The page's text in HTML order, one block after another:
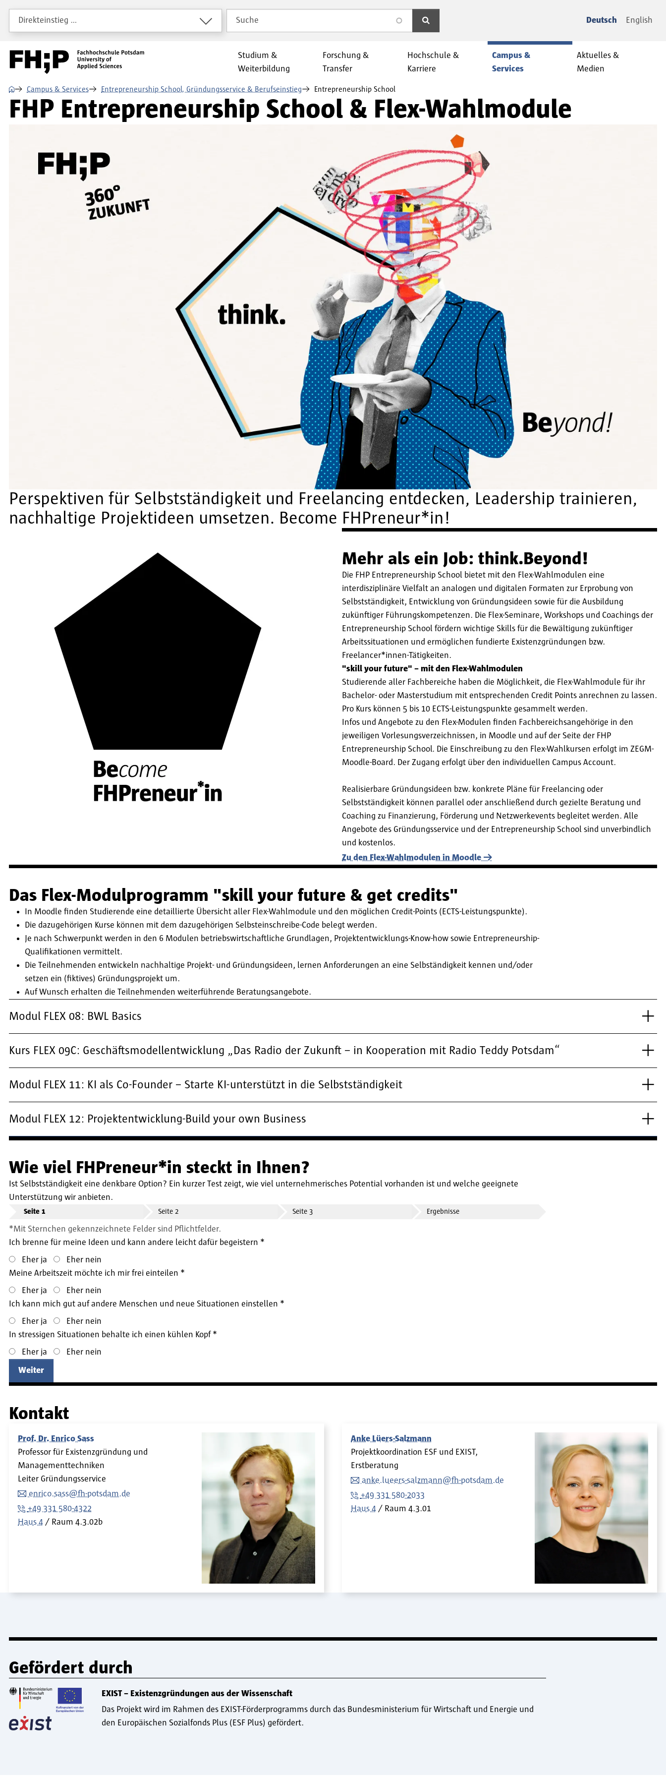
Direkt zum Inhalt
Direkt zur Hauptnavigation
Direkt zum Fußbereich
Direkteinstieg …
Suche
search Deutsch English
Studium &
Weiterbildung
Forschung &
Transfer
Hochschule &
Karriere
Campus &
Services
Aktuelles &
Medien
⌂ Campus & Services Entrepreneurship School, Gründungsservice & Berufseinstieg Entrepreneurship School
FHP Entrepreneurship School & Flex-Wahlmodule
Perspektiven für Selbstständigkeit und Freelancing entdecken, Leadership trainieren,
nachhaltige Projektideen umsetzen. Become FHPreneur*in!
Mehr als ein Job: think.Beyond!
Die FHP Entrepreneurship School bietet mit den Flex-Wahlmodulen eine
interdisziplinäre Vielfalt an analogen und digitalen Formaten zur Erprobung von
Selbstständigkeit, Entwicklung von Gründungsideen sowie für die Ausbildung
zukünftiger Führungskompetenzen. Die Flex-Seminare, Workshops und Coachings der
Entrepreneurship School fördern wichtige Skills für die Bewältigung zukünftiger
Arbeitssituationen und ermöglichen fundierte Existenzgründungen bzw.
Freelancer*innen-Tätigkeiten.
"skill your future" – mit den Flex-Wahlmodulen
Studierende aller Fachbereiche haben die Möglichkeit, die Flex-Wahlmodule für ihr
Bachelor- oder Masterstudium mit entsprechenden Credit Points anrechnen zu lassen.
Pro Kurs können 5 bis 10 ECTS-Leistungspunkte gesammelt werden.
Infos und Angebote zu den Flex-Modulen finden Fachbereichsangehörige in den
jeweiligen Vorlesungsverzeichnissen, in Moodle und auf der Seite der FHP
Entrepreneurship School. Die Einschreibung zu den Flex-Wahlkursen erfolgt im ZEGM-
Moodle-Board. Der Zugang erfolgt über den individuellen Campus Account.
Realisierbare Gründungsideen bzw. konkrete Pläne für Freelancing oder
Selbstständigkeit können parallel oder anschließend durch gezielte Beratung und
Coaching zu Finanzierung, Förderung und Netzwerkevents begleitet werden. Alle
Angebote des Gründungsservice und der Entrepreneurship School sind unverbindlich
und kostenlos.
Zu den Flex-Wahlmodulen in Moodle
Das Flex-Modulprogramm "skill your future & get credits"
In Moodle finden Studierende eine detaillierte Übersicht aller Flex-Wahlmodule und den möglichen Credit-Points (ECTS-Leistungspunkte).
Die dazugehörigen Kurse können mit dem dazugehörigen Selbsteinschreibe-Code belegt werden.
Je nach Schwerpunkt werden in den 6 Modulen betriebswirtschaftliche Grundlagen, Projektentwicklungs-Know-how sowie Entrepreneurship-
Qualifikationen vermittelt.
Die Teilnehmenden entwickeln nachhaltige Projekt- und Gründungsideen, lernen Anforderungen an eine Selbständigkeit kennen und/oder
setzen ein (fiktives) Gründungsprojekt um.
Auf Wunsch erhalten die Teilnehmenden weiterführende Beratungsangebote.
Modul FLEX 08: BWL Basics
Kurs FLEX 09C: Geschäftsmodellentwicklung „Das Radio der Zukunft – in Kooperation mit Radio Teddy Potsdam“
Modul FLEX 11: KI als Co-Founder – Starte KI-unterstützt in die Selbstständigkeit
Modul FLEX 12: Projektentwicklung-Build your own Business
Wie viel FHPreneur*in steckt in Ihnen?
Ist Selbstständigkeit eine denkbare Option? Ein kurzer Test zeigt, wie viel unternehmerisches Potential vorhanden ist und welche geeignete
Unterstützung wir anbieten.
Seite 1 Seite 2 Seite 3 Ergebnisse
Mit Sternchen gekennzeichnete Felder sind Pflichtfelder.
Ich brenne für meine Ideen und kann andere leicht dafür begeistern
Eher ja
Eher nein
Meine Arbeitszeit möchte ich mir frei einteilen
Eher ja
Eher nein
Ich kann mich gut auf andere Menschen und neue Situationen einstellen
Eher ja
Eher nein
In stressigen Situationen behalte ich einen kühlen Kopf
Eher ja
Eher nein
Weiter
Kontakt
Prof. Dr. Enrico Sass
Professor für Existenzgründung und
Managementtechniken
Leiter Gründungsservice
enrico.sass@fh-potsdam.de
+49 331 580-4322
Haus 4
Raum 4.3.02b
Anke Lüers-Salzmann
Projektkoordination ESF und EXIST,
Erstberatung
anke.lueers-salzmann@fh-potsdam.de
+49 331 580-2033
Haus 4
Raum 4.3.01
Gefördert durch
EXIST – Existenzgründungen aus der Wissenschaft
Das Projekt wird im Rahmen des EXIST-Förderprogramms durch das Bundesministerium für Wirtschaft und Energie und
den Europäischen Sozialfonds Plus (ESF Plus) gefördert.